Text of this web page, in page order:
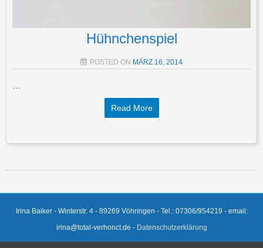
Hühnchenspiel
POSTED ON MÄRZ 16, 2014
Read More
Post navigation
Irina Baiker - Winterstr. 4 - 89269 Vöhringen - Tel.: 07306/954219 - email:
irina@total-verhonct.de - Datenschutzerklärung